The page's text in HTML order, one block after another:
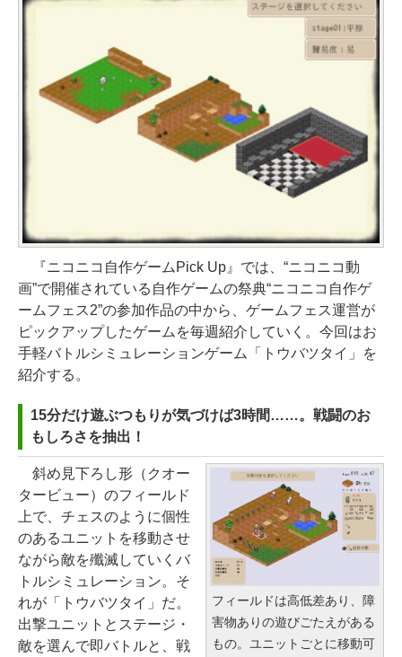
『ニコニコ自作ゲームPick Up』では、“ニコニコ動
画”で開催されている自作ゲームの祭典“ニコニコ自作ゲ
ームフェス2”の参加作品の中から、ゲームフェス運営が
ピックアップしたゲームを毎週紹介していく。今回はお
手軽バトルシミュレーションゲーム「トウバツタイ」を
紹介する。
15分だけ遊ぶつもりが気づけば3時間……。戦闘のお
もしろさを抽出！
フィールドは高低差あり、障
害物ありの遊びごたえがある
もの。ユニットごとに移動可
斜め見下ろし形（クオー
タービュー）のフィールド
上で、チェスのように個性
のあるユニットを移動させ
ながら敵を殲滅していくバ
トルシミュレーション。そ
れが「トウバツタイ」だ。
出撃ユニットとステージ・
敵を選んで即バトルと、戦